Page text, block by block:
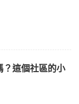
？這個社區的小